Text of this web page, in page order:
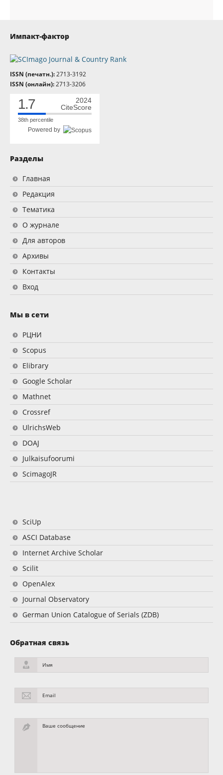
Импакт-фактор
ISSN (печатн.):2713-3192
ISSN (онлайн):2713-3206
1.7
2024
CiteScore
38th percentile
Powered by
Разделы
Главная
Редакция
Тематика
О журнале
Для авторов
Архивы
Контакты
Вход
Мы в сети
РЦНИ
Scopus
Elibrary
Google Scholar
Mathnet
Crossref
UlrichsWeb
DOAJ
Julkaisufoorumi
ScimagoJR
SciUp
ASCI Database
Internet Archive Scholar
Scilit
OpenAlex
Journal Observatory
German Union Catalogue of Serials (ZDB)
Обратная связь
Имя
Email
Ваше сообщение